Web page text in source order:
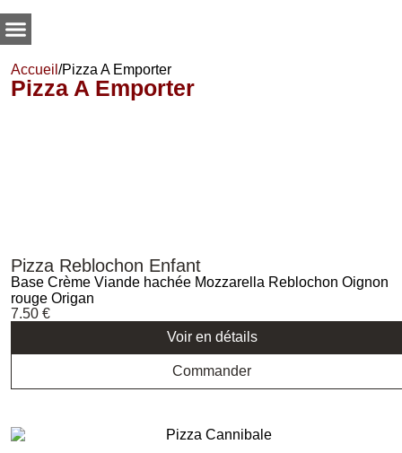
Accueil /Pizza A Emporter
Pizza A Emporter
Pizza Reblochon Enfant
Base Crème Viande hachée Mozzarella Reblochon Oignon
rouge Origan
7.50 €
Voir en détails
Commander